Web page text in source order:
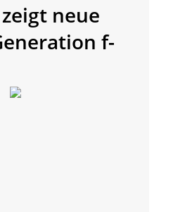
neue
f-